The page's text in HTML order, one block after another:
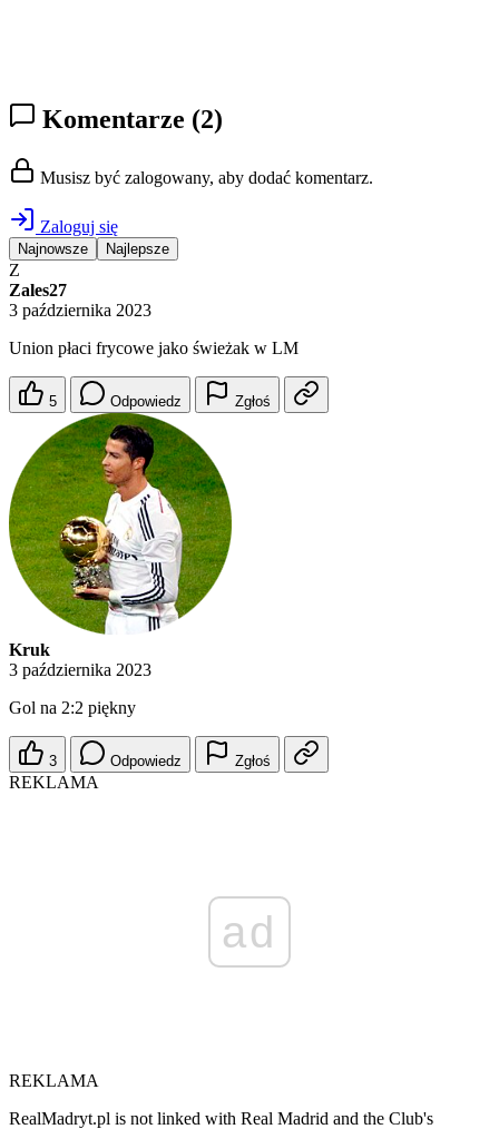
Komentarze (2)
Musisz być zalogowany, aby dodać komentarz.
Zaloguj się
Najnowsze Najlepsze
Z
Zales27
3 października 2023
Union płaci frycowe jako świeżak w LM
5 Odpowiedz Zgłoś
Kruk
3 października 2023
Gol na 2:2 piękny
3 Odpowiedz Zgłoś
REKLAMA
ad
REKLAMA
RealMadryt.pl is not linked with Real Madrid and the Club's